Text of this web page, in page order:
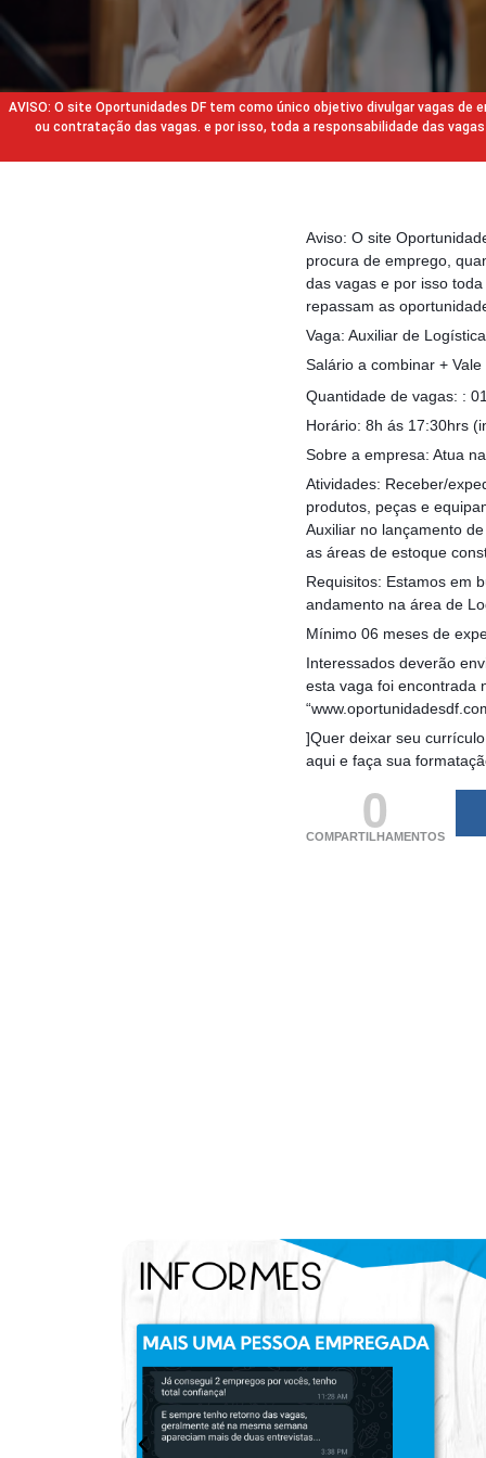
AVISO: O site Oportunidades DF tem como único objetivo divulgar vagas
ou contratação das vagas. e por isso, toda a responsabilidade das
Aviso: O site
procura de emprego,
das vagas e por isso
repassam as
Vaga: Auxiliar de Logística
Salário a combinar +
Quantidade de vagas: :
Horário: 8h ás 17:30hrs
Sobre a empresa: Atua
Atividades: Receber/
produtos, peças e
Auxiliar no lançamento
as áreas de estoque
Requisitos: Estamos em
andamento na área de
Mínimo 06 meses de
Interessados deverão
esta vaga foi encontrada
]Quer deixar seu
aqui e faça sua
0
COMPARTILHAMENTOS